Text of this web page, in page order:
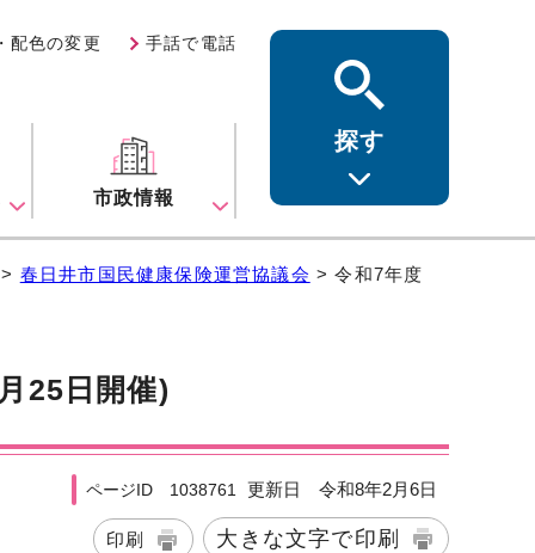
配色の変更 手話で電話
市政情報
探す
> 春日井市国民健康保険運営協議会 > 令和7年度
25日開催)
ページID 1038761 更新日 令和8年2月6日
印刷 大きな文字で印刷